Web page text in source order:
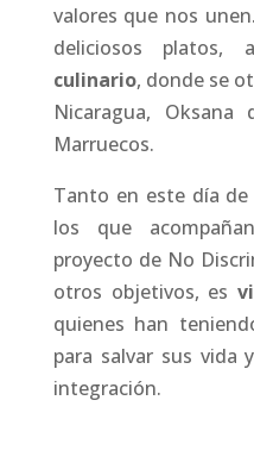
valores que nos
deliciosos
culinario, donde se
Nicaragua,
Marruecos.
Tanto en este día
los que
proyecto de No
otros objetivos, es
quienes han
para salvar sus vida
integración.